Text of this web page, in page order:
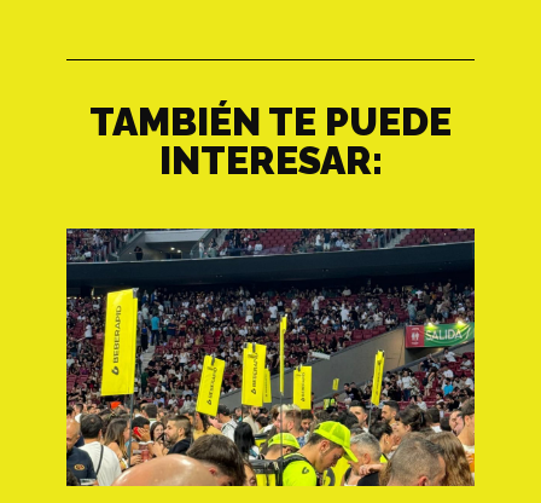
TAMBIÉN TE PUEDE
INTERESAR: